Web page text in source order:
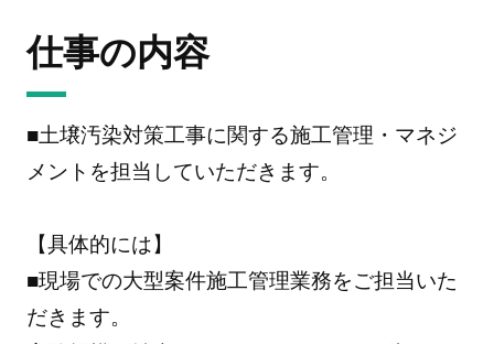
仕事の内容
■土壌汚染対策工事に関する施工管理・マネジ
メントを担当していただきます。
【具体的には】
■現場での大型案件施工管理業務をご担当いた
だきます。